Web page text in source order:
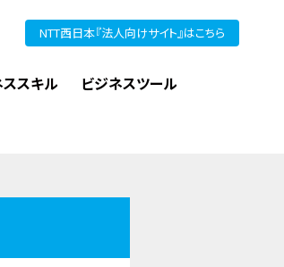
NTT西日本『法人向けサイト』はこちら
スキル ビジネスツール